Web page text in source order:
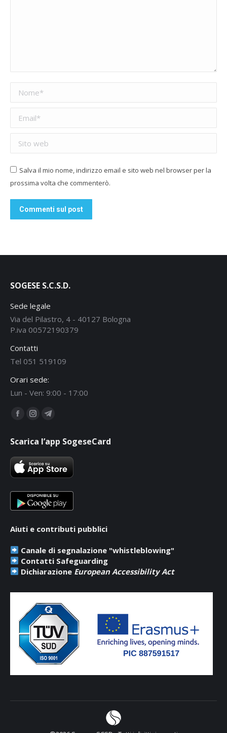
Nome *
Email *
Sito web
Salva il mio nome, indirizzo email e sito web nel browser per la
prossima volta che commenterò.
Commenti sul post
SOGESE S.C.S.D.
Sede legale
Via del Pilastro, 4 - 40127 Bologna
P.iva 00572190379
Contatti
Tel 051 519109
Orari sede:
Lun - Ven: 9:00 - 17:00
Ci puoi trovare su:
Facebook
opens
in
new
Instagram
opens
in
new
Telegram
opens
in
new
Scarica l’app SogeseCard
Aiuti e contributi pubblici
Canale di segnalazione "whistleblowing"
Contatti Safeguarding
Dichiarazione European Accessibility Act